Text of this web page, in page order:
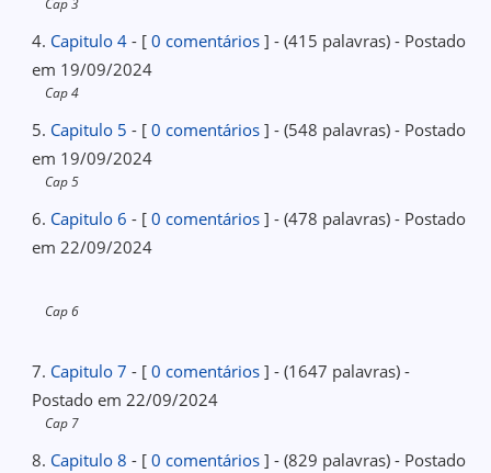
Cap 3
4. Capitulo 4 - [0 comentários ] - (415 palavras) - Postado
em 19/09/2024
Cap 4
5. Capitulo 5 - [0 comentários ] - (548 palavras) - Postado
em 19/09/2024
Cap 5
6. Capitulo 6 - [0 comentários ] - (478 palavras) - Postado
em 22/09/2024
Cap 6
7. Capitulo 7 - [0 comentários ] - (1647 palavras) -
Postado em 22/09/2024
Cap 7
8. Capitulo 8 - [0 comentários ] - (829 palavras) - Postado